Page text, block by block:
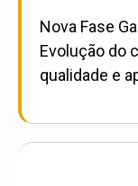
Nova Fase
Evolução do
qualidade e